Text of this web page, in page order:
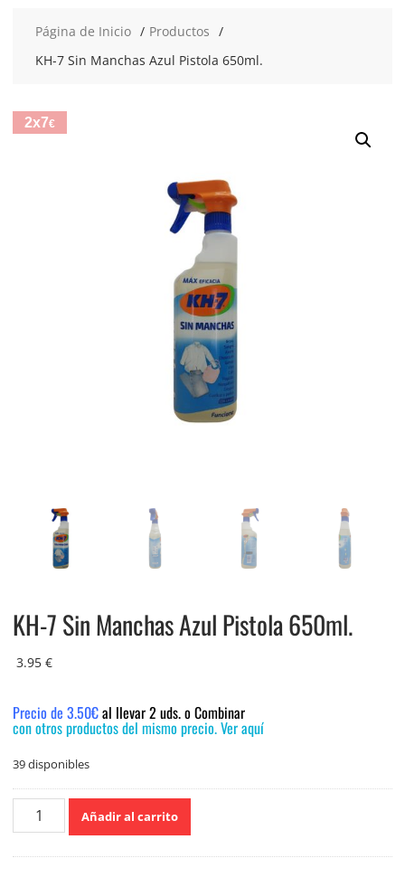
Página de Inicio
Productos
KH-7 Sin Manchas Azul Pistola 650ml.
2x7€
KH-7 Sin Manchas Azul Pistola 650ml.
3.95 €
Precio de 3.50€al llevar 2 uds. o Combinar
con otros productos del mismo precio. Ver aquí
39 disponibles
Añadir al carrito